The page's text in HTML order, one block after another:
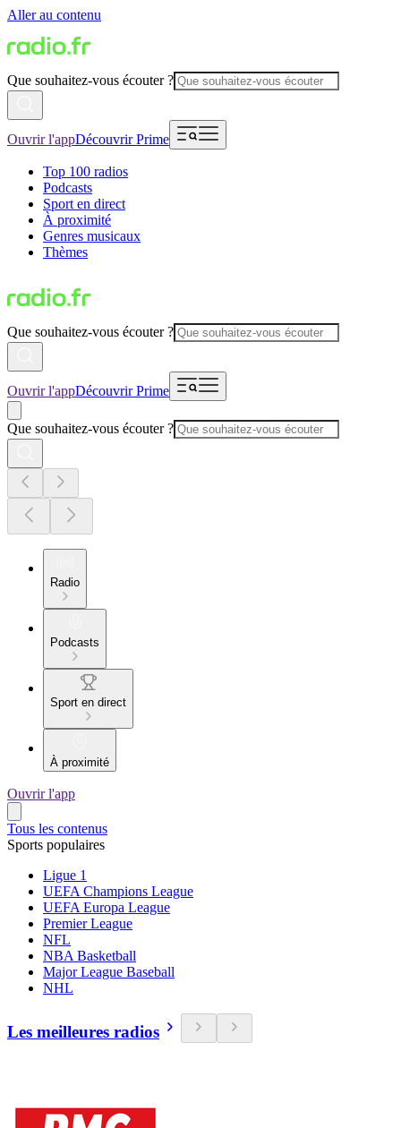
Aller au contenu
Que souhaitez-vous écouter ?
Ouvrir l'appDécouvrir Prime
Top 100 radios
Podcasts
Sport en direct
À proximité
Genres musicaux
Thèmes
Que souhaitez-vous écouter ?
Ouvrir l'appDécouvrir Prime
Que souhaitez-vous écouter ?
Radio
Podcasts
Sport en direct
À proximité
Ouvrir l'app
Tous les contenus
Sports populaires
Ligue 1
UEFA Champions League
UEFA Europa League
Premier League
NFL
NBA Basketball
Major League Baseball
NHL
Les meilleures radios